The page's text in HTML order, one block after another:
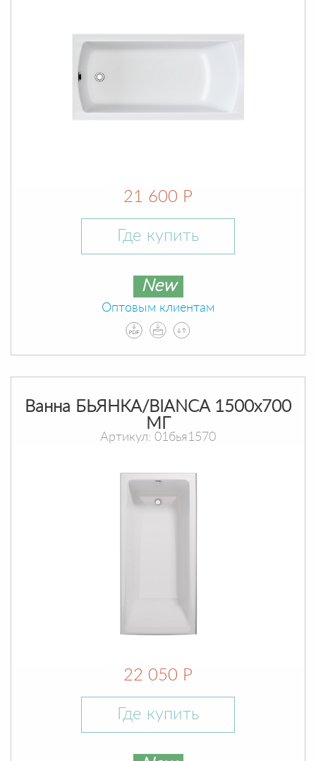
21 600 Р
Где купить
New
Оптовым клиентам
Ванна БЬЯНКА/BIANCA 1500х700
МГ
Артикул: 01бья1570
22 050 Р
Где купить